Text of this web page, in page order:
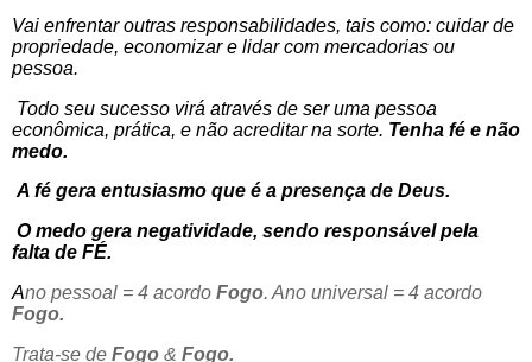
Vai enfrentar outras responsabilidades, tais como: cuidar de
propriedade, economizar e lidar com mercadorias ou
pessoa.
Todo seu sucesso virá através de ser uma pessoa
econômica, prática, e não acreditar na sorte. Tenha fé e não
medo.
A fé gera entusiasmo que é a presença de Deus.
O medo gera negatividade, sendo responsável pela
falta de FÉ.
Ano pessoal = 4 acordo Fogo. Ano universal = 4 acordo
Fogo.
Trata-se de Fogo & Fogo.